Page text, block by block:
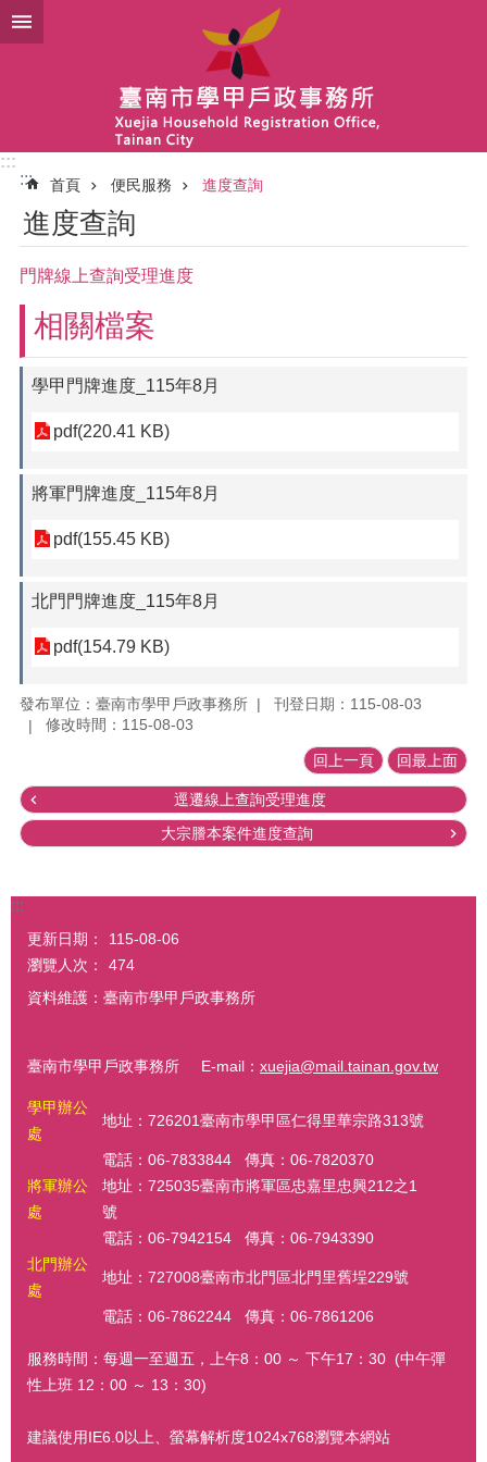
跳到主要內容區塊
:::
:::
首頁 便民服務 進度查詢
進度查詢
門牌線上查詢受理進度
相關檔案
學甲門牌進度_115年8月
pdf(220.41 KB)
將軍門牌進度_115年8月
pdf(155.45 KB)
北門門牌進度_115年8月
pdf(154.79 KB)
發布單位：臺南市學甲戶政事務所
刊登日期：115-08-03
修改時間：115-08-03
回上一頁 回最上面
逕遷線上查詢受理進度
大宗謄本案件進度查詢
:::
更新日期：
115-08-06
瀏覽人次：
474
資料維護：臺南市學甲戶政事務所
臺南市學甲戶政事務所 E-mail： xuejia@mail.tainan.gov.tw
學甲辦公
處
地址：726201臺南市學甲區仁得里華宗路313號
電話：06-7833844 傳真：06-7820370
將軍辦公
處
地址：725035臺南市將軍區忠嘉里忠興212之1
號
電話：06-7942154 傳真：06-7943390
北門辦公
處
地址：727008臺南市北門區北門里舊埕229號
電話：06-7862244 傳真：06-7861206
服務時間：每週一至週五，上午8：00 ～ 下午17：30 (中午彈
性上班 12：00 ～ 13：30)
建議使用IE6.0以上、螢幕解析度1024x768瀏覽本網站